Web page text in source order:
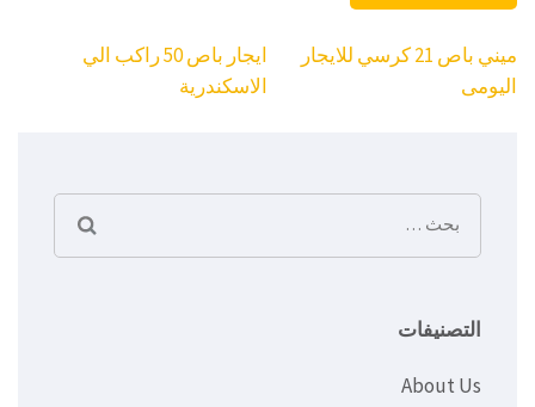
تصفّح
المقالات
ايجار باص 50 راكب الي
الاسكندرية
ميني باص 21 كرسي للايجار
اليومى
البحث
عن:
التصنيفات
About Us